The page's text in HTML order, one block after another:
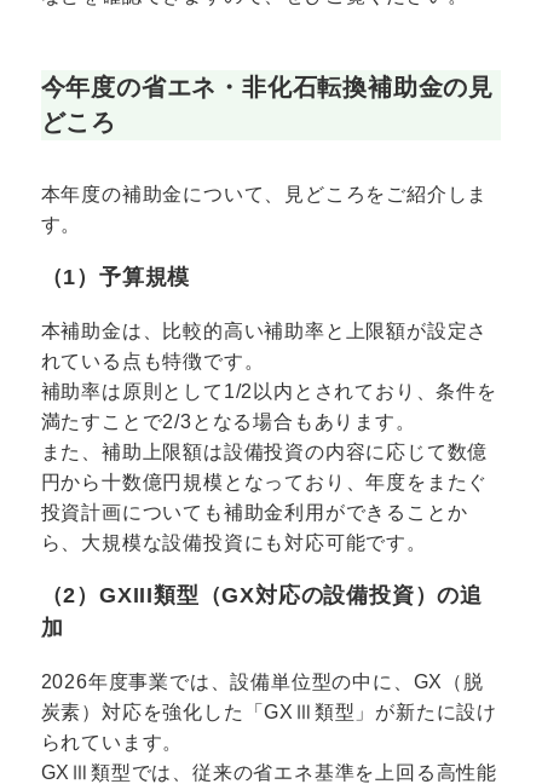
今年度の省エネ・非化石転換補助金の見
どころ
本年度の補助金について、見どころをご紹介しま
す。
（1）予算規模
本補助金は、比較的高い補助率と上限額が設定さ
れている点も特徴です。
補助率は原則として1/2以内とされており、条件を
満たすことで2/3となる場合もあります。
また、補助上限額は設備投資の内容に応じて数億
円から十数億円規模となっており、年度をまたぐ
投資計画についても補助金利用ができることか
ら、大規模な設備投資にも対応可能です。
（2）GXIII類型（GX対応の設備投資）の追
加
2026年度事業では、設備単位型の中に、GX（脱
炭素）対応を強化した「GXⅢ類型」が新たに設け
られています。
GXⅢ類型では、従来の省エネ基準を上回る高性能